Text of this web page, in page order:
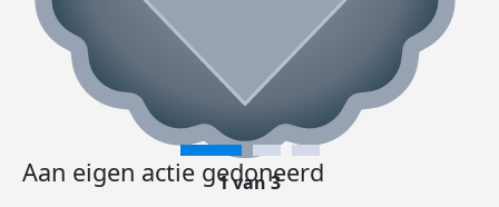
Aan eigen actie gedoneerd
1 van 3